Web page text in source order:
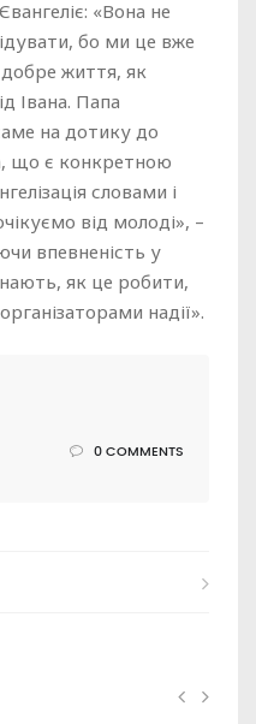
«Вона не
бо ми це вже
життя, як
Івана. Папа
на дотику до
що є конкретною
словами і
від молоді», –
впевненість у
як це робити,
надії».
0 COMMENTS